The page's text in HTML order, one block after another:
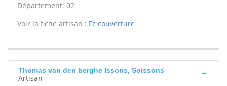
Département: 02
Voir la fiche artisan : Fc couverture
Thomas van den berghe Issons, Soissons
Artisan